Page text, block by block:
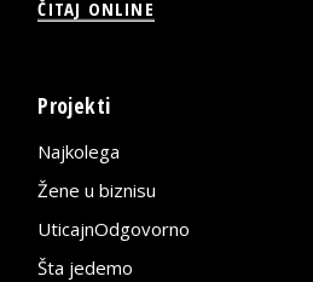
ČITAJ ONLINE
Projekti
Najkolega
Žene u biznisu
UticajnOdgovorno
Šta jedemo